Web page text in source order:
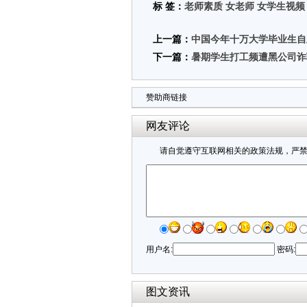
标 签： 老师素质 女老师 女学生视频
上一篇： 中国今年十万大学毕业生
下一篇： 暑期学生打工频遭黑公司
赞助商链接
网友评论
请自觉遵守互联网相关的政策法规，严
用户名: 密码:
图文资讯